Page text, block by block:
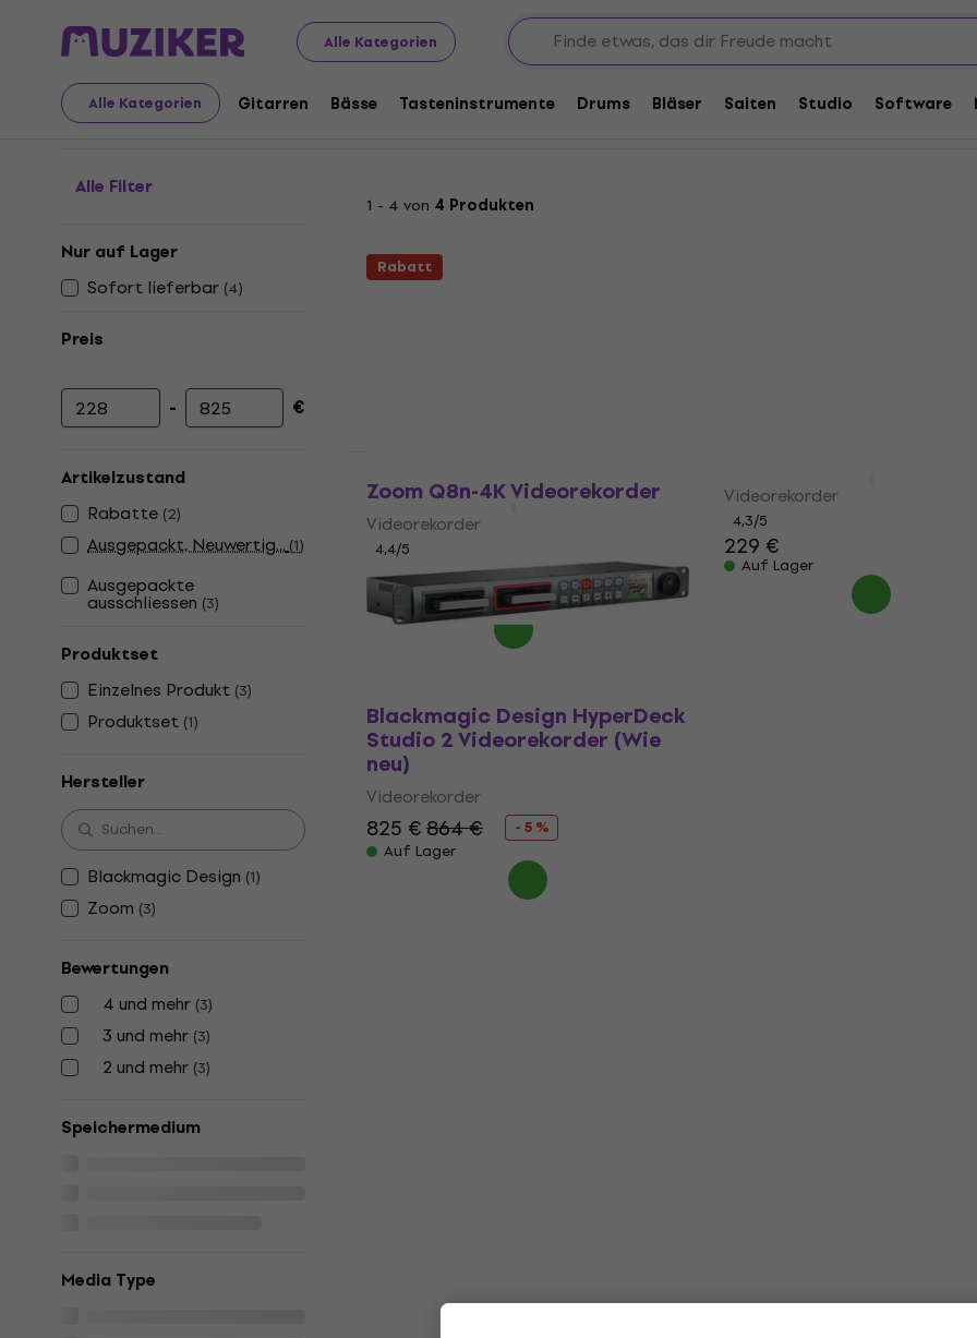
Alle Kategorien
Alle Kategorien Gitarren Bässe Tasteninstrumente Drums Bläser Saiten Studio Software
Audio Video Tech YouTube & Podcast & Stream Videorecorder
Videorecorder
Alle Filter
Nur auf Lager
Sofort lieferbar (4)
Preis
Mindestpreis
- Höchstpreis €
Artikelzustand
Rabatte (2)
Ausgepackt, Neuwertig...(1)
Ausgepackte
ausschliessen (3)
Produktset
Einzelnes Produkt (3)
Produktset (1)
Hersteller
Blackmagic Design (1)
Zoom (3)
Bewertungen
4 und mehr (3)
3 und mehr (3)
2 und mehr (3)
Speichermedium
Media Type
1 - 4 von 4 Produkten
Rabatt
Zoom Q8n-4K Videorekorder
Videorekorder
4,4/5
372 €389 €
Auf Lager
Videorekorder
4,3/5
229 €
Auf Lager
Blackmagic Design HyperDeck
Studio 2 Videorekorder (Wie
neu)
Videorekorder
825 €864 €
- 5 %
Auf Lager